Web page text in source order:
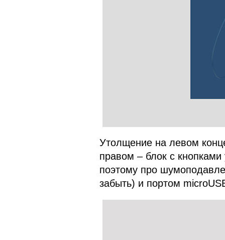
Утолщение на левом
правом – блок с
поэтому про
забыть) и портом